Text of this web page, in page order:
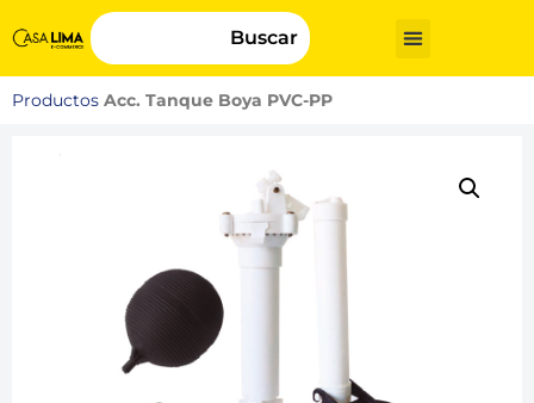
Buscar
Productos Acc. Tanque Boya PVC-PP